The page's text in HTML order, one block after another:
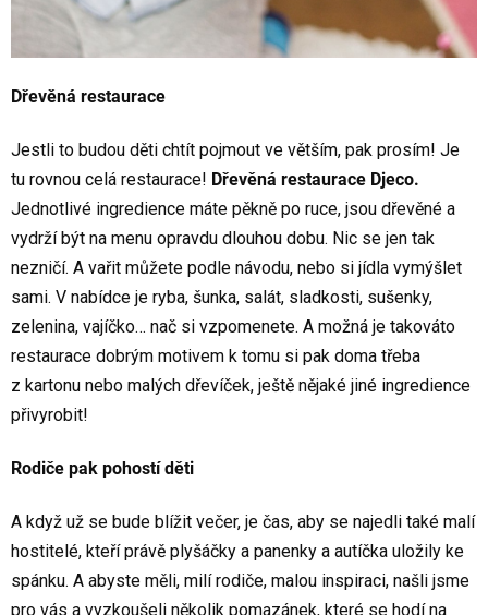
Dřevěná restaurace
Jestli to budou děti chtít pojmout ve větším, pak prosím! Je
tu rovnou celá restaurace! Dřevěná restaurace Djeco.
Jednotlivé ingredience máte pěkně po ruce, jsou dřevěné a
vydrží být na menu opravdu dlouhou dobu. Nic se jen tak
nezničí. A vařit můžete podle návodu, nebo si jídla vymýšlet
sami. V nabídce je ryba, šunka, salát, sladkosti, sušenky,
zelenina, vajíčko… nač si vzpomenete. A možná je takováto
restaurace dobrým motivem k tomu si pak doma třeba
z kartonu nebo malých dřevíček, ještě nějaké jiné ingredience
přivyrobit!
Rodiče pak pohostí děti
A když už se bude blížit večer, je čas, aby se najedli také malí
hostitelé, kteří právě plyšáčky a panenky a autíčka uložily ke
spánku. A abyste měli, milí rodiče, malou inspiraci, našli jsme
pro vás a vyzkoušeli několik pomazánek, které se hodí na